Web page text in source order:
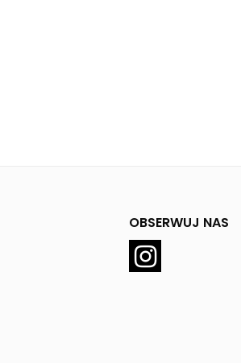
OBSERWUJ NAS